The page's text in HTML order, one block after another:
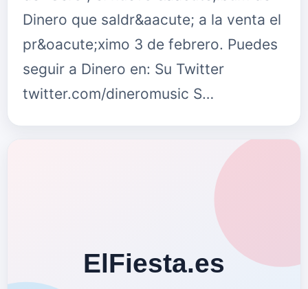
Dinero que saldr&aacute; a la venta el
pr&oacute;ximo 3 de febrero. Puedes
seguir a Dinero en: Su Twitter
twitter.com/dineromusic S…